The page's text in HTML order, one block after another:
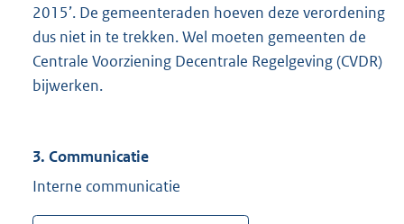
2015’. De gemeenteraden hoeven deze verordening
dus niet in te trekken. Wel moeten gemeenten de
Centrale Voorziening Decentrale Regelgeving (CVDR)
bijwerken.
3. Communicatie
Interne communicatie